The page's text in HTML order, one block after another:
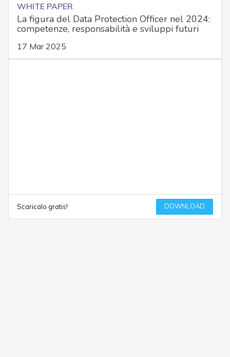
WHITE PAPER
La figura del Data Protection Officer nel 2024:
competenze, responsabilità e sviluppi futuri
17 Mar 2025
Scaricalo gratis! DOWNLOAD